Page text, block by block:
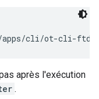
après l'exécution
.